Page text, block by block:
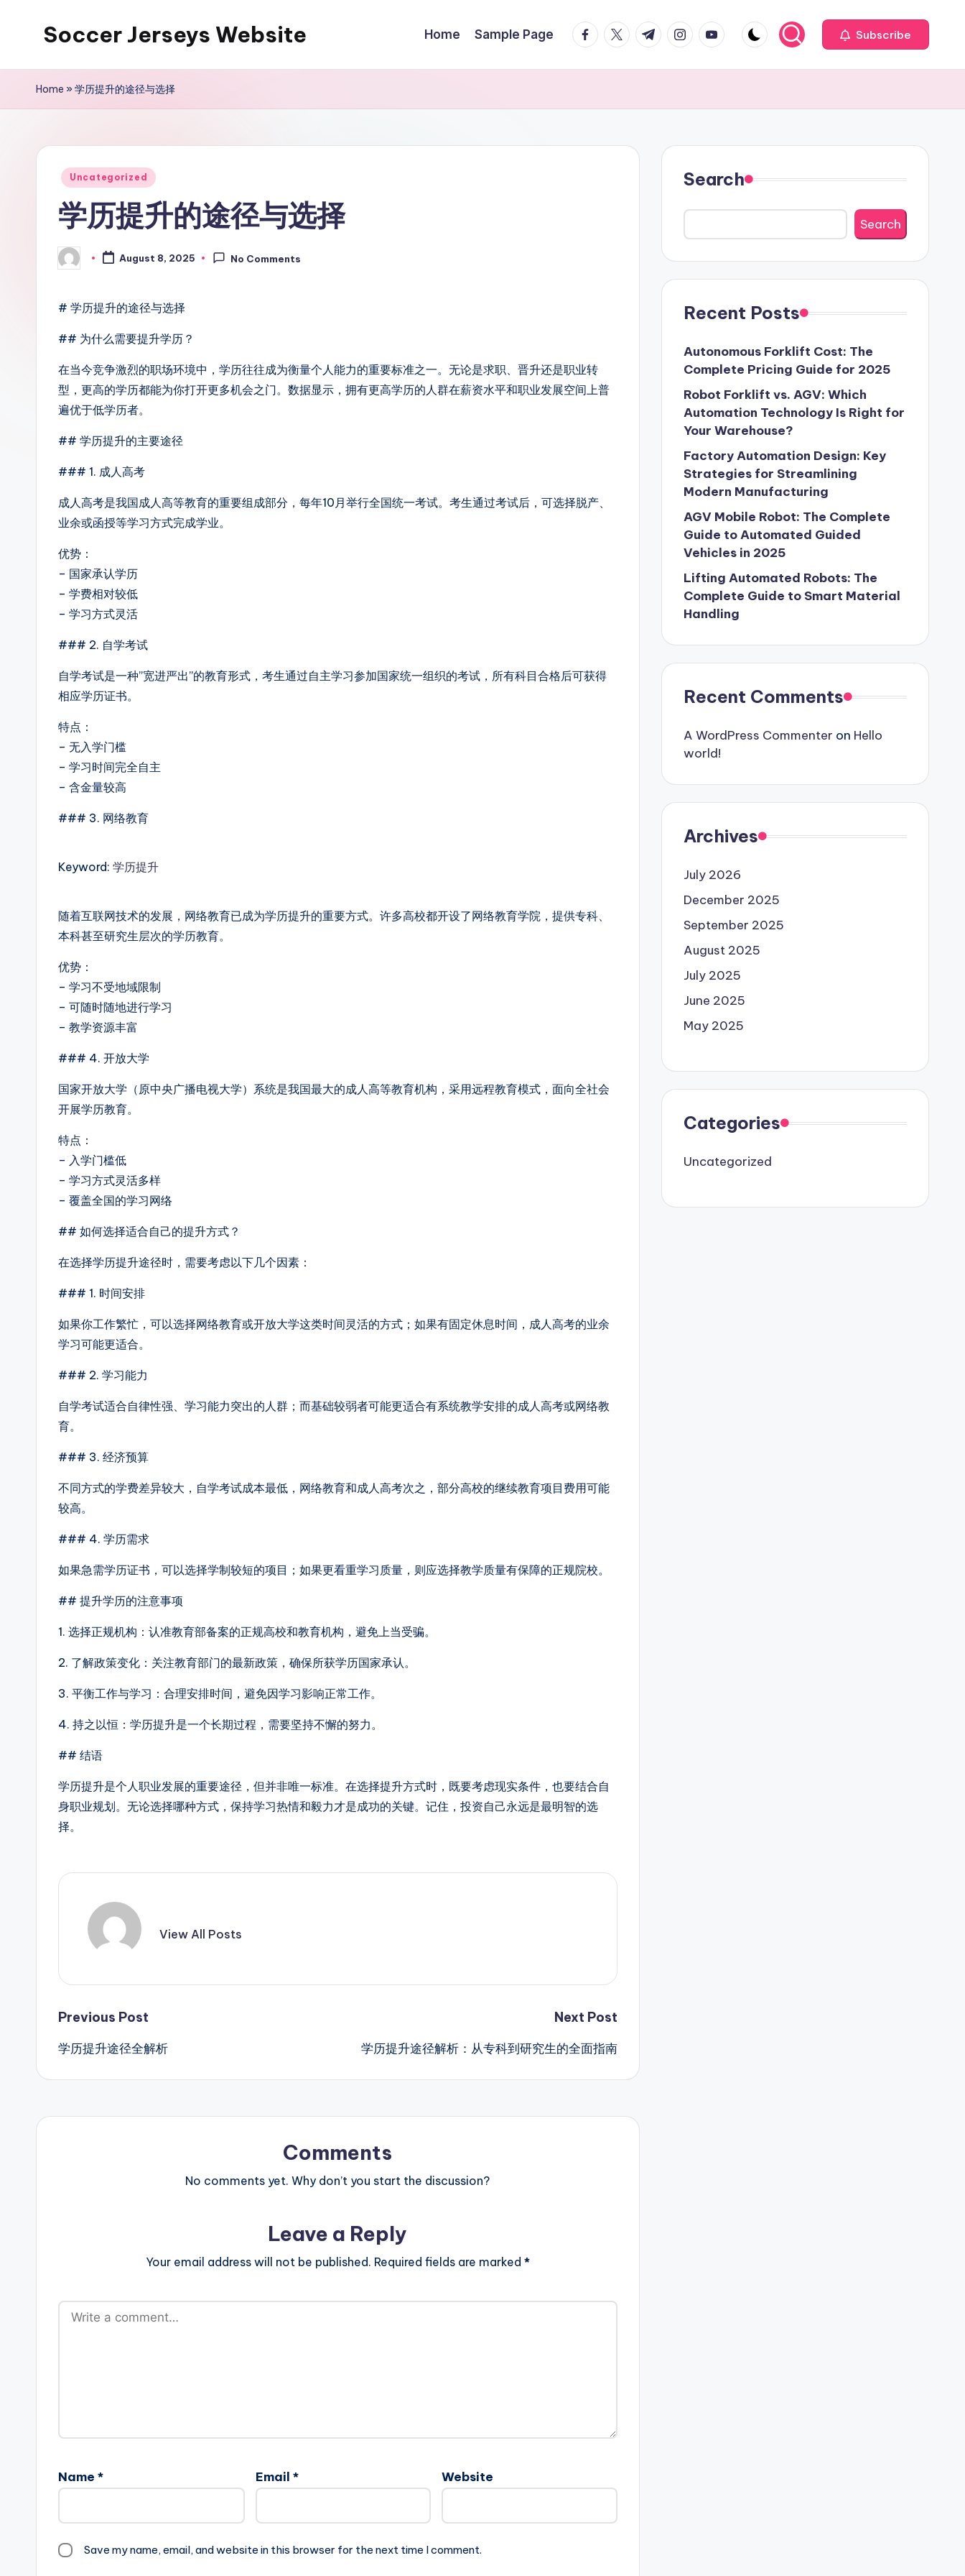
Soccer Jerseys Website Home Sample Page facebook.com
twitter.com
t.me instagram.com
youtube.com Subscribe
Home »学历提升的途径与选择
Posted
Uncategorized
学历提升的途径与选择
Posted
by
August 8, 2025 No Comments
# 学历提升的途径与选择
## 为什么需要提升学历？
在当今竞争激烈的职场环境中，学历往往成为衡量个人能力的重要标准之一。无论是求职、晋升还是职业转
型，更高的学历都能为你打开更多机会之门。数据显示，拥有更高学历的人群在薪资水平和职业发展空间上普
遍优于低学历者。
## 学历提升的主要途径
### 1. 成人高考
成人高考是我国成人高等教育的重要组成部分，每年10月举行全国统一考试。考生通过考试后，可选择脱产、
业余或函授等学习方式完成学业。
优势：
– 国家承认学历
– 学费相对较低
– 学习方式灵活
### 2. 自学考试
自学考试是一种”宽进严出”的教育形式，考生通过自主学习参加国家统一组织的考试，所有科目合格后可获得
相应学历证书。
特点：
– 无入学门槛
– 学习时间完全自主
– 含金量较高
### 3. 网络教育
Keyword: 学历提升
随着互联网技术的发展，网络教育已成为学历提升的重要方式。许多高校都开设了网络教育学院，提供专科、
本科甚至研究生层次的学历教育。
优势：
– 学习不受地域限制
– 可随时随地进行学习
– 教学资源丰富
### 4. 开放大学
国家开放大学（原中央广播电视大学）系统是我国最大的成人高等教育机构，采用远程教育模式，面向全社会
开展学历教育。
特点：
– 入学门槛低
– 学习方式灵活多样
– 覆盖全国的学习网络
## 如何选择适合自己的提升方式？
在选择学历提升途径时，需要考虑以下几个因素：
### 1. 时间安排
如果你工作繁忙，可以选择网络教育或开放大学这类时间灵活的方式；如果有固定休息时间，成人高考的业余
学习可能更适合。
### 2. 学习能力
自学考试适合自律性强、学习能力突出的人群；而基础较弱者可能更适合有系统教学安排的成人高考或网络教
育。
### 3. 经济预算
不同方式的学费差异较大，自学考试成本最低，网络教育和成人高考次之，部分高校的继续教育项目费用可能
较高。
### 4. 学历需求
如果急需学历证书，可以选择学制较短的项目；如果更看重学习质量，则应选择教学质量有保障的正规院校。
## 提升学历的注意事项
1. 选择正规机构：认准教育部备案的正规高校和教育机构，避免上当受骗。
2. 了解政策变化：关注教育部门的最新政策，确保所获学历国家承认。
3. 平衡工作与学习：合理安排时间，避免因学习影响正常工作。
4. 持之以恒：学历提升是一个长期过程，需要坚持不懈的努力。
## 结语
学历提升是个人职业发展的重要途径，但并非唯一标准。在选择提升方式时，既要考虑现实条件，也要结合自
身职业规划。无论选择哪种方式，保持学习热情和毅力才是成功的关键。记住，投资自己永远是最明智的选
择。
View All Posts
Post
navigation
Previous Post
学历提升途径全解析
Next Post
学历提升途径解析：从专科到研究生的全面指南
Comments
No comments yet. Why don’t you start the discussion?
Leave a Reply
Your email address will not be published. Required fields are marked *
Name * Email * Website
Save my name, email, and website in this browser for the next time I comment.
Search
Search
Recent Posts
Autonomous Forklift Cost: The
Complete Pricing Guide for 2025
Robot Forklift vs. AGV: Which
Automation Technology Is Right for
Your Warehouse?
Factory Automation Design: Key
Strategies for Streamlining
Modern Manufacturing
AGV Mobile Robot: The Complete
Guide to Automated Guided
Vehicles in 2025
Lifting Automated Robots: The
Complete Guide to Smart Material
Handling
Recent Comments
A WordPress Commenter on Hello
world!
Archives
July 2026
December 2025
September 2025
August 2025
July 2025
June 2025
May 2025
Categories
Uncategorized